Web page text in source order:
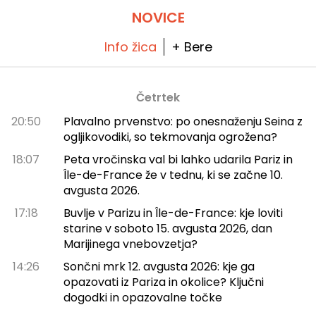
NOVICE
Info žica + Bere
Četrtek
20:50
Plavalno prvenstvo: po onesnaženju Seina z
ogljikovodiki, so tekmovanja ogrožena?
18:07
Peta vročinska val bi lahko udarila Pariz in
Île-de-France že v tednu, ki se začne 10.
avgusta 2026.
17:18
Buvlje v Parizu in Île-de-France: kje loviti
starine v soboto 15. avgusta 2026, dan
Marijinega vnebovzetja?
14:26
Sončni mrk 12. avgusta 2026: kje ga
opazovati iz Pariza in okolice? Ključni
dogodki in opazovalne točke